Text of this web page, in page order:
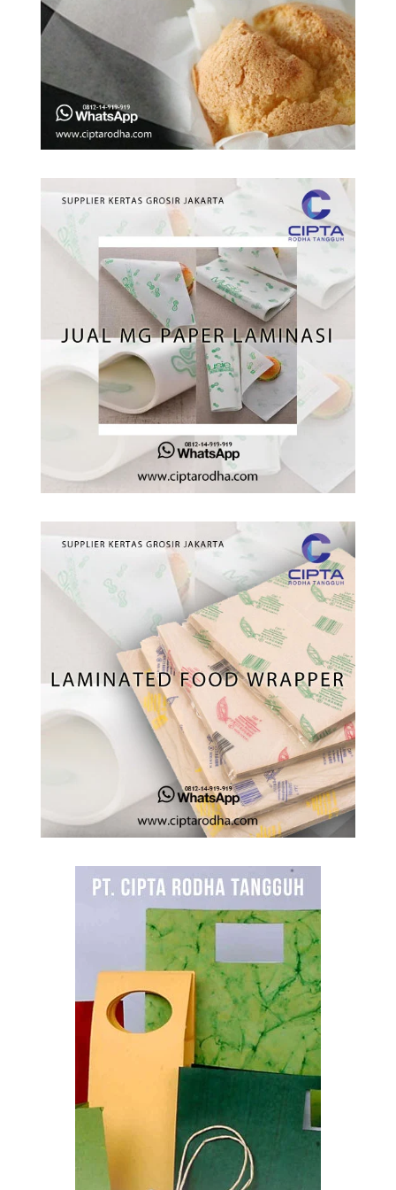
Selamanya?
Mengapa Gramasi
Kertas Tidak Selalu
Menentukan
Jenis-Jenis Kertas
Tisu dan
Kegunaannya
Apa itu Kertas MG
Paper? Kegunaan
dan Apakah Aman
untuk Makanan?
Kucing
Bahan Kertas untuk
Membuat Layang-
Layang (Layangan)
Apa Guna Kertas
Koran Bila Sudah
Tidak Ada Produksi
Koran Lagi?
Tebak Jenis Kertas
Ketebalan dan
Finishing Cetaknya
Sticker Vinyl: Jenis,
Kelebihan,
Kekurangan dan
Kegunaannya
Apa Beda Art Paper